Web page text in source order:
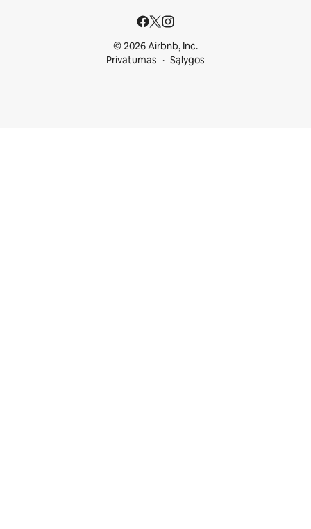
© 2026 Airbnb, Inc.
Privatumas
Sąlygos